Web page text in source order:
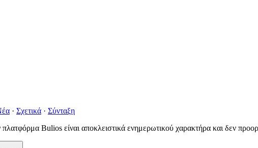
· Σχετικά · Σύνταξη
Bulios είναι αποκλειστικά ενημερωτικού χαρακτήρα και δεν